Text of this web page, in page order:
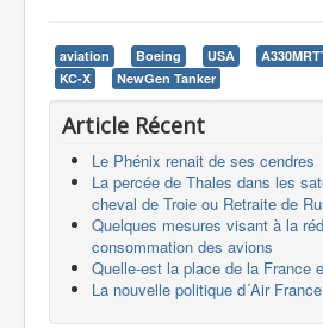
aviation Boeing USA
KC-X
NewGen Tanker
Article Récent
Le Phénix renait de ses cendres
La percée de Thales dans les
cheval de Troie ou Retraite de
Quelques mesures visant à la
consommation des avions
Quelle-est la place de la France
La nouvelle politique d´Air